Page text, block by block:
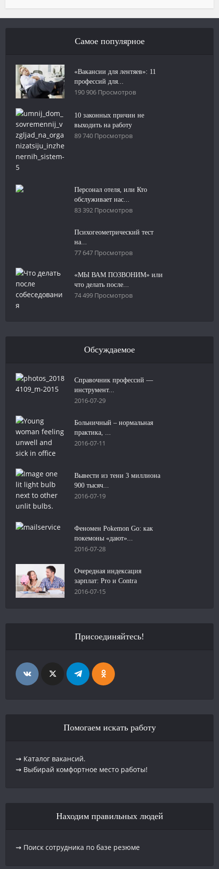
Самое популярное
«Вакансии для лентяев»: 11
профессий для...
190 906 Просмотров
10 законных причин не
выходить на работу
89 740 Просмотров
Персонал отеля, или Кто
обслуживает нас...
83 392 Просмотров
Психогеометрический тест
на...
77 647 Просмотров
«МЫ ВАМ ПОЗВОНИМ» или
что делать после...
74 499 Просмотров
Обсуждаемое
Справочник профессий —
инструмент...
2016-07-29
Больничный – нормальная
практика, ...
2016-07-11
Вывести из тени 3 миллиона
900 тысяч...
2016-07-19
Феномен Pokemon Go: как
покемоны «дают»...
2016-07-28
Очередная индексация
зарплат: Pro и Contra
2016-07-15
Присоединяйтесь!
Помогаем искать работу
⇝ Каталог вакансий.
⇝ Выбирай комфортное место работы!
Находим правильных людей
⇝ Поиск сотрудника по базе резюме